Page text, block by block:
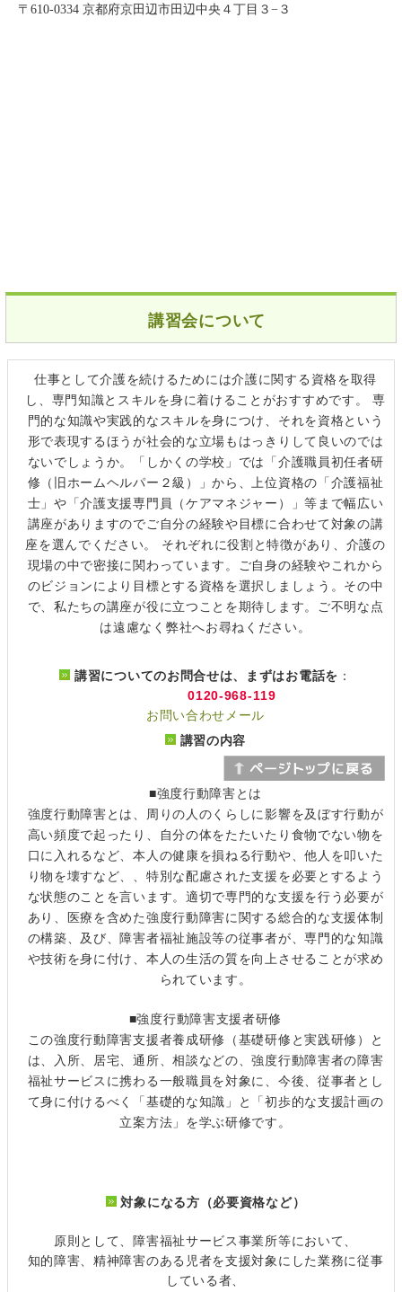
〒610-0334 京都府京田辺市田辺中央４丁目３−３
講習会について
仕事として介護を続けるためには介護に関する資格を取得
し、専門知識とスキルを身に着けることがおすすめです。 専
門的な知識や実践的なスキルを身につけ、それを資格という
形で表現するほうが社会的な立場もはっきりして良いのでは
ないでしょうか。「しかくの学校」では「介護職員初任者研
修（旧ホームヘルパー２級）」から、上位資格の「介護福祉
士」や「介護支援専門員（ケアマネジャー）」等まで幅広い
講座がありますのでご自分の経験や目標に合わせて対象の講
座を選んでください。 それぞれに役割と特徴があり、介護の
現場の中で密接に関わっています。ご自身の経験やこれから
のビジョンにより目標とする資格を選択しましょう。その中
で、私たちの講座が役に立つことを期待します。ご不明な点
は遠慮なく弊社へお尋ねください。
講習についてのお問合せは、まずはお電話を ：
0120-968-119
お問い合わせメール
講習の内容
■強度行動障害とは
強度行動障害とは、周りの人のくらしに影響を及ぼす行動が
高い頻度で起ったり、自分の体をたたいたり食物でない物を
口に入れるなど、本人の健康を損ねる行動や、他人を叩いた
り物を壊すなど、、特別な配慮された支援を必要とするよう
な状態のことを言います。適切で専門的な支援を行う必要が
あり、医療を含めた強度行動障害に関する総合的な支援体制
の構築、及び、障害者福祉施設等の従事者が、専門的な知識
や技術を身に付け、本人の生活の質を向上させることが求め
られています。
■強度行動障害支援者研修
この強度行動障害支援者養成研修（基礎研修と実践研修）と
は、入所、居宅、通所、相談などの、強度行動障害者の障害
福祉サービスに携わる一般職員を対象に、今後、従事者とし
て身に付けるべく「基礎的な知識」と「初歩的な支援計画の
立案方法」を学ぶ研修です。
対象になる方（必要資格など）
原則として、障害福祉サービス事業所等において、
知的障害、精神障害のある児者を支援対象にした業務に従事
している者、